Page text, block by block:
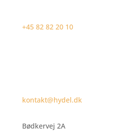
+45 82 82 20 10
kontakt@hydel.dk
Bødkervej 2A